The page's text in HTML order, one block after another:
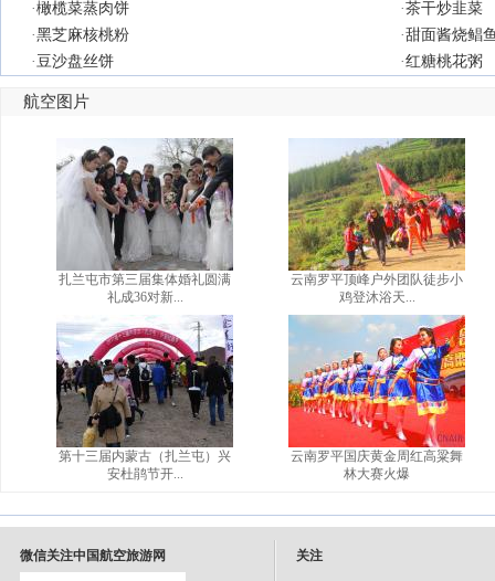
·橄榄菜蒸肉饼 ·茶干炒韭菜
·黑芝麻核桃粉 ·甜面酱烧鲳
·豆沙盘丝饼 ·红糖桃花粥
航空图片
扎兰屯市第三届集体婚礼圆满
礼成36对新...
第十三届内蒙古（扎兰屯）兴
安杜鹃节开...
云南罗平顶峰户外团队徒步小
鸡登沐浴天...
云南罗平国庆黄金周红高粱舞
林大赛火爆
微信关注中国航空旅游网 关注